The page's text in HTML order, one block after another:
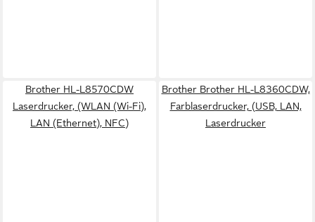
Brother HL-L8570CDW
Laserdrucker, (WLAN (Wi-Fi),
LAN (Ethernet), NFC)
Brother Brother HL-L8360CDW,
Farblaserdrucker, (USB, LAN,
Laserdrucker